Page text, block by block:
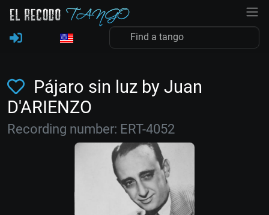
Pájaro sin luz by Juan
D'ARIENZO
Recording number: ERT-4052